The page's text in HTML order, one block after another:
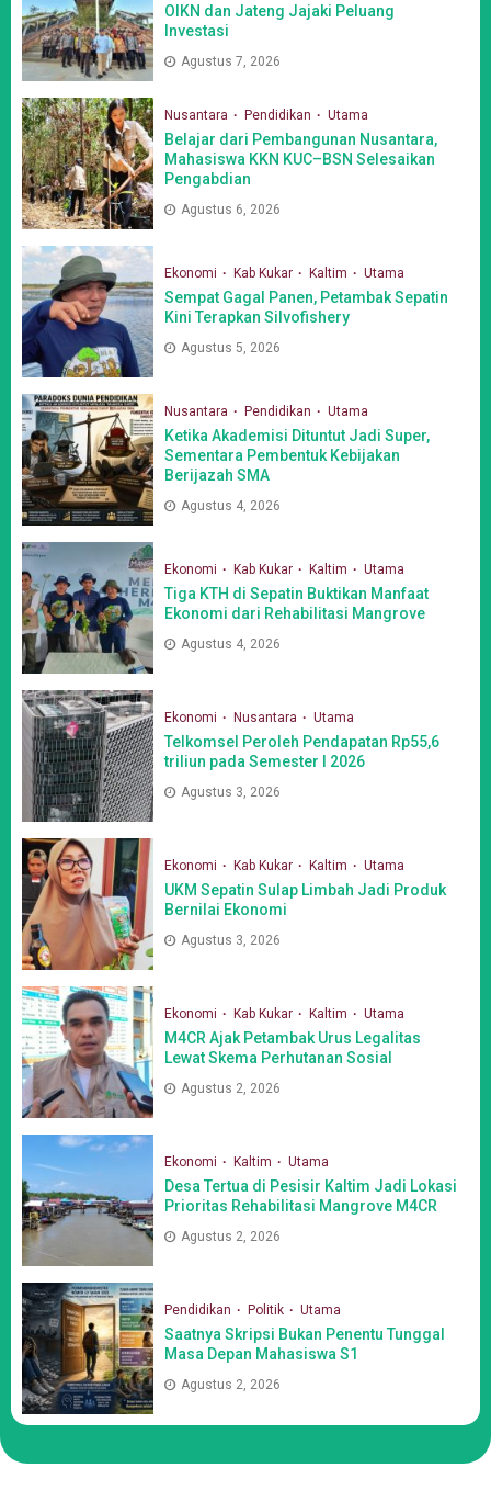
OIKN dan Jateng Jajaki Peluang
Investasi
Agustus 7, 2026
Nusantara Pendidikan Utama
Belajar dari Pembangunan Nusantara,
Mahasiswa KKN KUC–BSN Selesaikan
Pengabdian
Agustus 6, 2026
Ekonomi Kab Kukar Kaltim Utama
Sempat Gagal Panen, Petambak Sepatin
Kini Terapkan Silvofishery
Agustus 5, 2026
Nusantara Pendidikan Utama
Ketika Akademisi Dituntut Jadi Super,
Sementara Pembentuk Kebijakan
Berijazah SMA
Agustus 4, 2026
Ekonomi Kab Kukar Kaltim Utama
Tiga KTH di Sepatin Buktikan Manfaat
Ekonomi dari Rehabilitasi Mangrove
Agustus 4, 2026
Ekonomi Nusantara Utama
Telkomsel Peroleh Pendapatan Rp55,6
triliun pada Semester I 2026
Agustus 3, 2026
Ekonomi Kab Kukar Kaltim Utama
UKM Sepatin Sulap Limbah Jadi Produk
Bernilai Ekonomi
Agustus 3, 2026
Ekonomi Kab Kukar Kaltim Utama
M4CR Ajak Petambak Urus Legalitas
Lewat Skema Perhutanan Sosial
Agustus 2, 2026
Ekonomi Kaltim Utama
Desa Tertua di Pesisir Kaltim Jadi Lokasi
Prioritas Rehabilitasi Mangrove M4CR
Agustus 2, 2026
Pendidikan Politik Utama
Saatnya Skripsi Bukan Penentu Tunggal
Masa Depan Mahasiswa S1
Agustus 2, 2026